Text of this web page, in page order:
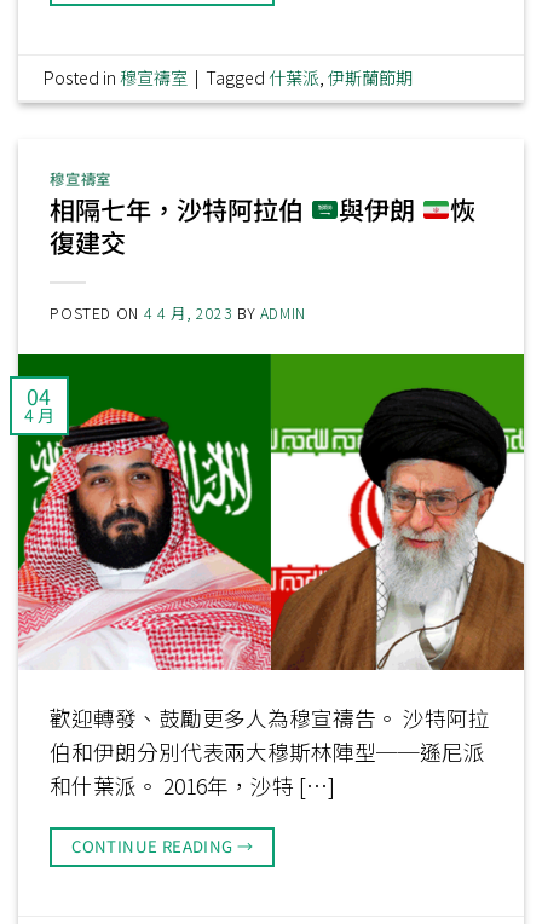
Posted in穆宣禱室 | Tagged 什葉派 ,伊斯蘭節期
穆宣禱室
相隔七年，沙特阿拉伯 與伊朗
恢
復建交
POSTED ON 4 4 月, 2023 BY ADMIN
04
4 月
歡迎轉發、鼓勵更多人為穆宣禱告。 沙特阿拉
伯和伊朗分別代表兩大穆斯林陣型──遜尼派
和什葉派。 2016年，沙特 […]
CONTINUE READING →